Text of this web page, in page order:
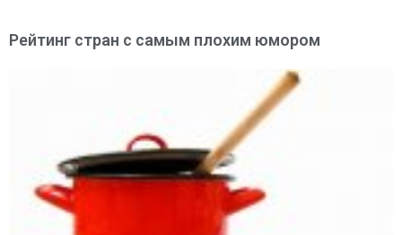
Рейтинг стран с самым плохим юмором